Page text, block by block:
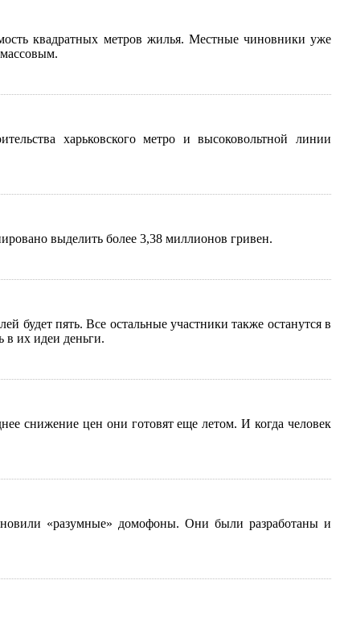
квадратных метров жилья. Местные чиновники уже
харьковского метро и высоковольтной линии
выделить более 3,38 миллионов гривен.
будет пять. Все остальные участники также останутся в
в их идеи деньги.
снижение цен они готовят еще летом. И когда человек
«разумные» домофоны. Они были разработаны и